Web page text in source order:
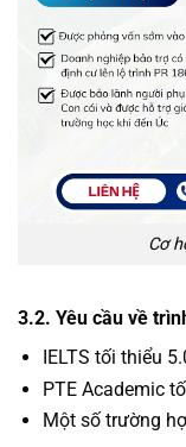
Cơ
3.2. Yêu cầu về
IELTS tối thiểu
PTE Academic
Một số trường